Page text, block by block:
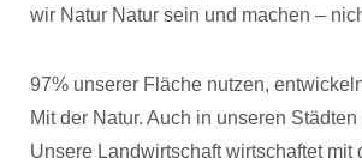
wir Natur Natur sein und machen –
97% unserer Fläche nutzen,
Mit der Natur. Auch in unseren
Unsere Landwirtschaft wirtschaftet mit